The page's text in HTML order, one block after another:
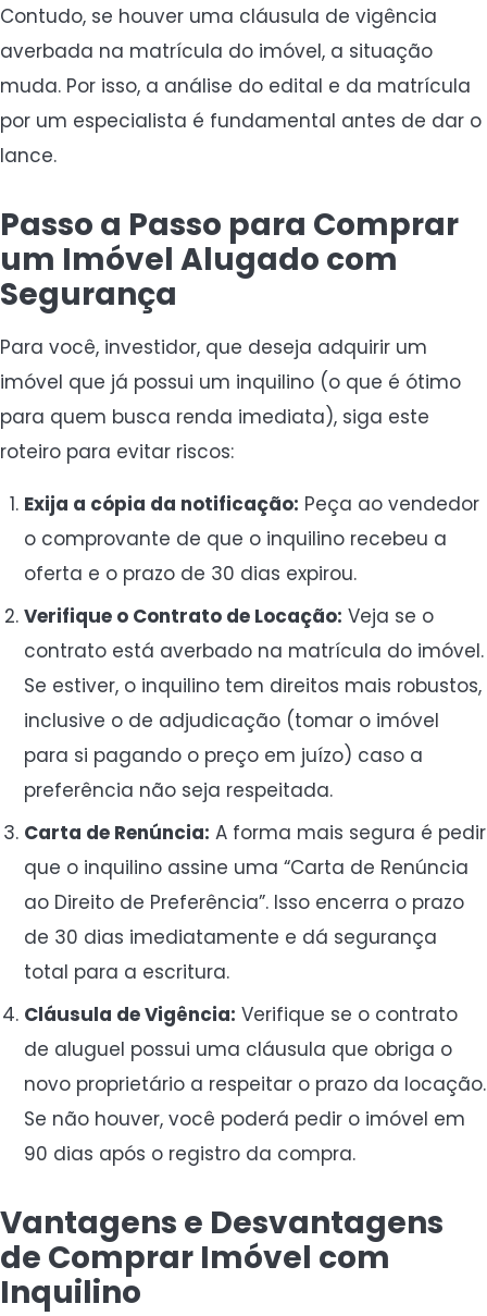
Contudo, se houver uma cláusula de vigência
averbada na matrícula do imóvel, a situação
muda. Por isso, a análise do edital e da matrícula
por um especialista é fundamental antes de dar o
lance.
Passo a Passo para Comprar
um Imóvel Alugado com
Segurança
Para você, investidor, que deseja adquirir um
imóvel que já possui um inquilino (o que é ótimo
para quem busca renda imediata), siga este
roteiro para evitar riscos:
Exija a cópia da notificação: Peça ao vendedor
o comprovante de que o inquilino recebeu a
oferta e o prazo de 30 dias expirou.
Verifique o Contrato de Locação: Veja se o
contrato está averbado na matrícula do imóvel.
Se estiver, o inquilino tem direitos mais robustos,
inclusive o de adjudicação (tomar o imóvel
para si pagando o preço em juízo) caso a
preferência não seja respeitada.
Carta de Renúncia: A forma mais segura é pedir
que o inquilino assine uma “Carta de Renúncia
ao Direito de Preferência”. Isso encerra o prazo
de 30 dias imediatamente e dá segurança
total para a escritura.
Cláusula de Vigência: Verifique se o contrato
de aluguel possui uma cláusula que obriga o
novo proprietário a respeitar o prazo da locação.
Se não houver, você poderá pedir o imóvel em
90 dias após o registro da compra.
Vantagens e Desvantagens
de Comprar Imóvel com
Inquilino